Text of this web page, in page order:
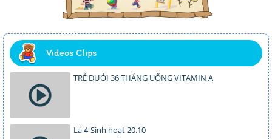
Videos Clips
TRẺ DƯỚI 36 THÁNG UỐNG VITAMIN A
Lá 4-Sinh hoạt 20.10